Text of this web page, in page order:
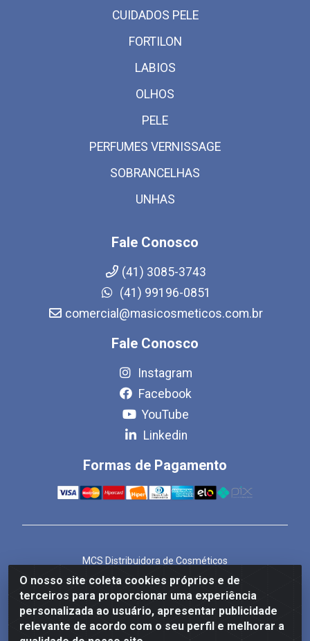
O nosso site coleta cookies próprios e de
terceiros para proporcionar uma experiência
personalizada ao usuário, apresentar publicidade
relevante de acordo com o seu perfil e melhorar a
CUIDADOS PELE
FORTILON
LABIOS
OLHOS
PELE
PERFUMES VERNISSAGE
SOBRANCELHAS
UNHAS
Fale Conosco
(41) 3085-3743
(41) 99196-0851
comercial@masicosmeticos.com.br
Fale Conosco
Instagram
Facebook
YouTube
Linkedin
Formas de Pagamento
MCS Distribuidora de Cosméticos
Rua Bom Jesus de Iguape, 1409 - Hauer, Curitiba/PR -
CEP 81.610-040
CNPJ 86.825.155/0001-82